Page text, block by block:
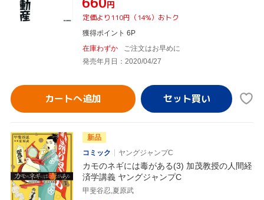
円
定価より110円（14%）おトク
獲得ポイント 6P
在庫わずか
ご注文はお早めに
発売年月日：2020/04/27
カートへ追加
新品
コミック
ヤングジャンプC
カモのネギには毒がある(3) 加茂教授の人間経
済学講義 ヤングジャンプC
甲斐谷忍,夏原武